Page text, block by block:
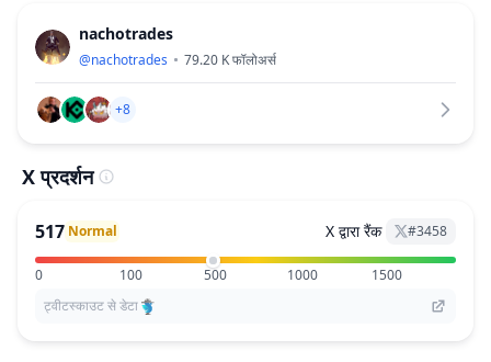
nachotrades
@nachotrades 79.20 Kफॉलोअर्स
+8
X प्रदर्शन
517 Normal X द्वारा रैंक #3458
0 100 500 1000
1500
ट्वीटस्काउट से डेटा